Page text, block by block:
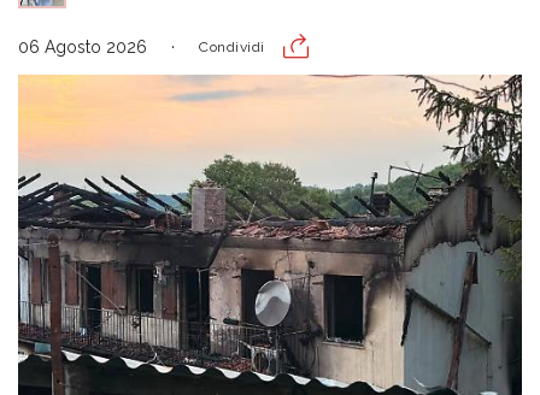
06 Agosto 2026 Condividi